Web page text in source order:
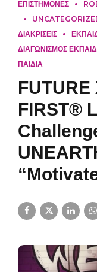
ΕΠΙΣΤΗΜΟΝΕΣ
ΔΙΑΚΡΙΣΕΙΣ
ΔΙΑΓΩΝΙΣΜΟΣ
ΠΑΙΔΙΑ
FUTURE
FIRST®